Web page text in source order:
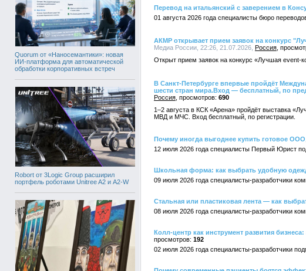
Quorum от «Наносемантики»: новая
ИИ-платформа для автоматической
обработки корпоративных встреч
Robort от 3Logic Group расширил
портфель роботами Unitree A2 и A2-W
Перевод на итальянский с заверением в
01 августа 2026 года специалисты бюро
АКМР открывает прием заявок на конкурс
Медиа России, 22:26, 21.07.2026, Россия
Открыт прием заявок на конкурс «Лучшая
В Санкт-Петербурге впервые пройдёт
шести стран мира.Вход — бесплатный, по
Россия
690
1–2 августа в КСК «Арена» пройдёт выставка
МВД и МЧС. Вход бесплатный, по регистрации.
Почему иногда выгоднее купить готовое ООО
12 июля 2026 года специалисты Первый Юрист
Школьная форма: как выбрать удобную
09 июля 2026 года специалисты-разработчики
Стальная или пластиковая лента — как
08 июля 2026 года специалисты-разработчики
Колл-центр как инструмент развития
192
02 июля 2026 года специалисты-разработчики